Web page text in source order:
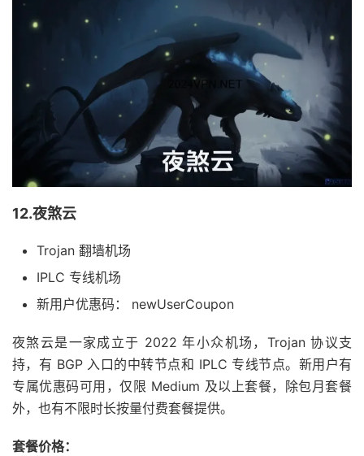
12.夜煞云
Trojan 翻墙机场
IPLC 专线机场
新用户优惠码： newUserCoupon
夜煞云是一家成立于 2022 年小众机场，Trojan 协议支
持，有 BGP 入口的中转节点和 IPLC 专线节点。新用户有
专属优惠码可用，仅限 Medium 及以上套餐，除包月套餐
外，也有不限时长按量付费套餐提供。
套餐价格：